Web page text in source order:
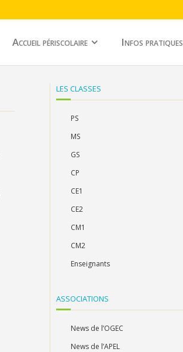
Accueil périscolaire Infos pratiques
LES CLASSES
PS
MS
GS
CP
CE1
CE2
CM1
CM2
Enseignants
ASSOCIATIONS
News de l’OGEC
News de l’APEL